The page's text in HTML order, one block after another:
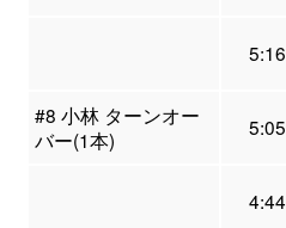
5:16
#8 小林 ターンオー
バー(1本)
5:05
4:44